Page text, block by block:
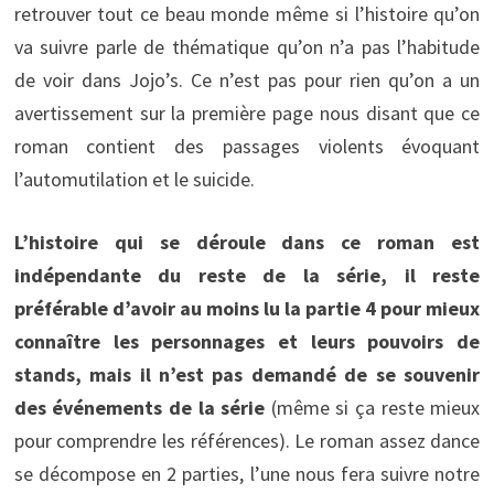
retrouver tout ce beau monde même si l’histoire qu’on
va suivre parle de thématique qu’on n’a pas l’habitude
de voir dans Jojo’s. Ce n’est pas pour rien qu’on a un
avertissement sur la première page nous disant que ce
roman contient des passages violents évoquant
l’automutilation et le suicide.
L’histoire qui se déroule dans ce roman est
indépendante du reste de la série, il reste
préférable d’avoir au moins lu la partie 4 pour mieux
connaître les personnages et leurs pouvoirs de
stands, mais il n’est pas demandé de se souvenir
des événements de la série (même si ça reste mieux
pour comprendre les références). Le roman assez dance
se décompose en 2 parties, l’une nous fera suivre notre